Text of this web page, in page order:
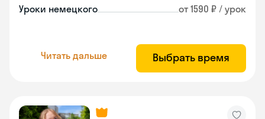
Уроки немецкого от 1590 ₽ / урок
Читать дальше Выбрать время